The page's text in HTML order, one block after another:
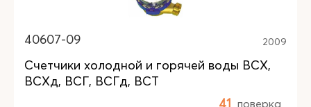
40607-09 2009
Счетчики холодной и горячей воды ВСХ,
ВСХд, ВСГ, ВСГд, ВСТ
41 поверка